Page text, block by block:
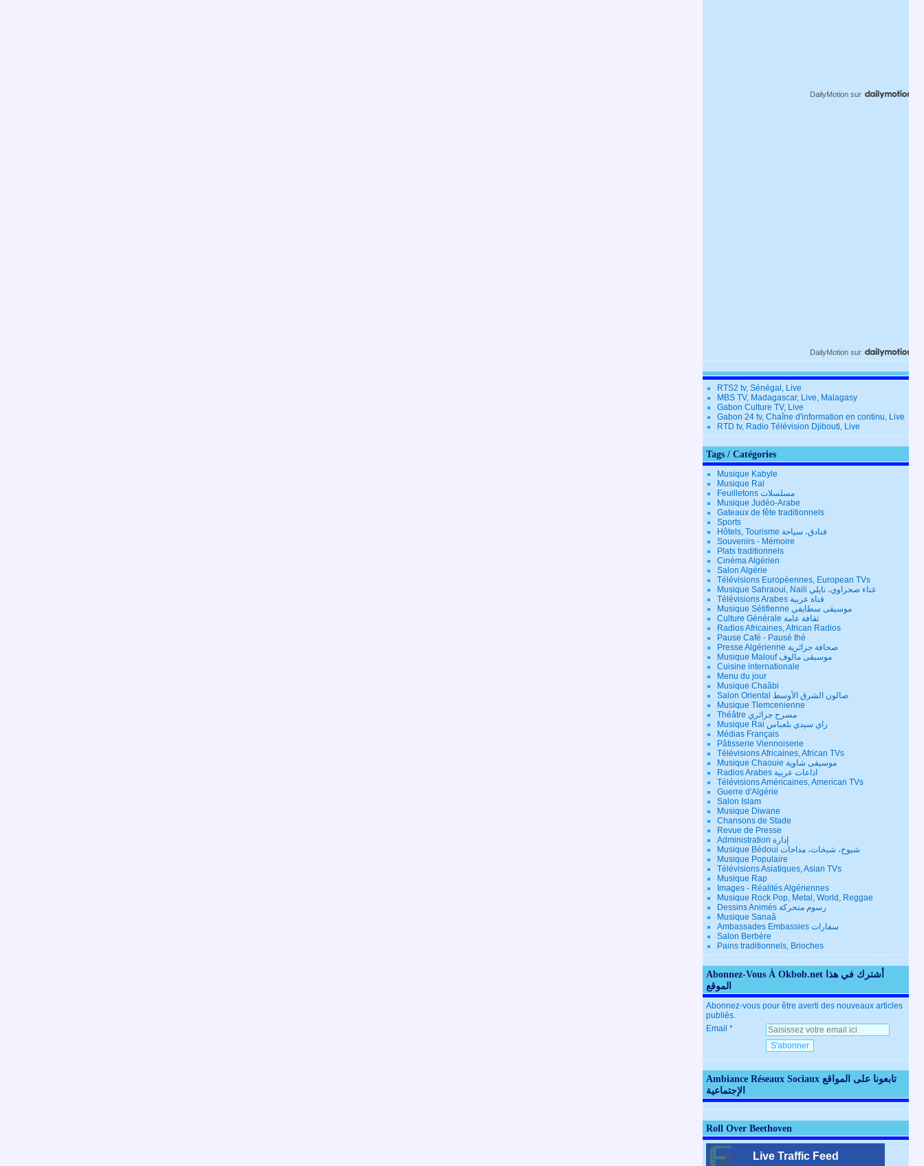
DailyMotion sur
DailyMotion sur
RTS2 tv, Sénégal, Live
MBS TV, Madagascar, Live, Malagasy
Gabon Culture TV, Live
Gabon 24 tv, Chaîne d'information en continu, Live
RTD tv, Radio Télévision Djibouti, Live
Tags / Catégories
Musique Kabyle
Musique Rai
Feuilletons مسلسلات
Musique Judéo-Arabe
Gateaux de fête traditionnels
Sports
Hôtels, Tourisme فنادق، سياحة
Souvenirs - Mémoire
Plats traditionnels
Cinéma Algérien
Salon Algérie
Télévisions Européennes, European TVs
Musique Sahraoui, Naili غناء صحراوي، نايلي
Télévisions Arabes قناة عربية
Musique Sétifienne موسيقى سطايفي
Culture Générale ثقافة عامة
Radios Africaines, African Radios
Pause Café - Pausé thé
Presse Algérienne صحافة جزائرية
Musique Malouf موسيقى مالوف
Cuisine internationale
Menu du jour
Musique Chaâbi
Salon Oriental صالون الشرق الأوسط
Musique Tlemcenienne
Théâtre مسرح جزائري
Musique Rai راي سيدي بلعباس
Médias Français
Pâtisserie Viennoiserie
Télévisions Africaines, African TVs
Musique Chaouie موسيقى شاوية
Radios Arabes اذاعات عربية
Télévisions Américaines, American TVs
Guerre d'Algérie
Salon Islam
Musique Diwane
Chansons de Stade
Revue de Presse
Administration إدارة
Musique Bédoui شيوخ، شيخات، مداحات
Musique Populaire
Télévisions Asiatiques, Asian TVs
Musique Rap
Images - Réalités Algériennes
Musique Rock Pop, Metal, World, Reggae
Dessins Animés رسوم متحركة
Musique Sanaâ
Ambassades Embassies سفارات
Salon Berbère
Pains traditionnels, Brioches
Abonnez-Vous À Okbob.net أشترك في هذا
الموقع
Abonnez-vous pour être averti des nouveaux articles
publiés.
Email
Ambiance Réseaux Sociaux تابعونا على المواقع
الإجتماعية
Roll Over Beethoven
Live Traffic Feed